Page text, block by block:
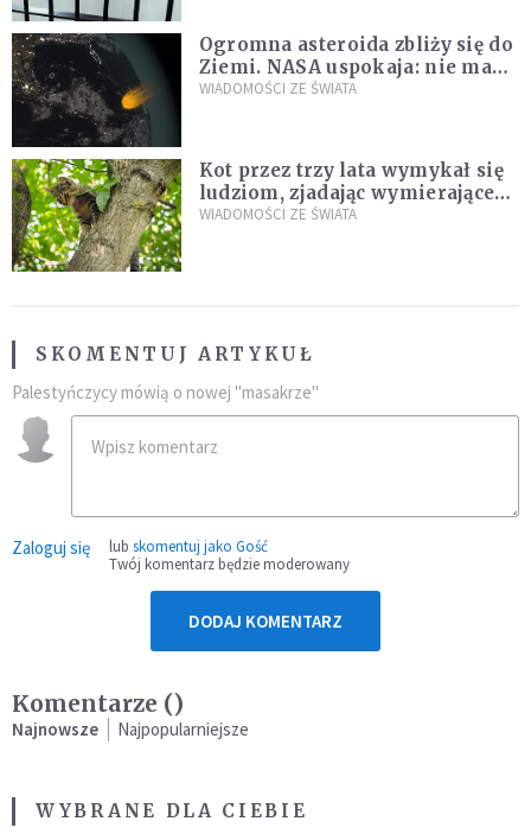
Ogromna asteroida zbliży się do
Ziemi. NASA uspokaja: nie ma
zagrożenia
WIADOMOŚCI ZE ŚWIATA
Kot przez trzy lata wymykał się
ludziom, zjadając wymierające
kaczki. W końcu popełnił
WIADOMOŚCI ZE ŚWIATA
SKOMENTUJ ARTYKUŁ
Palestyńczycy mówią o nowej "masakrze"
Zaloguj się lub skomentuj jako Gość
Twój komentarz będzie moderowany
DODAJ KOMENTARZ
Komentarze ()
Najnowsze Najpopularniejsze
WYBRANE DLA CIEBIE